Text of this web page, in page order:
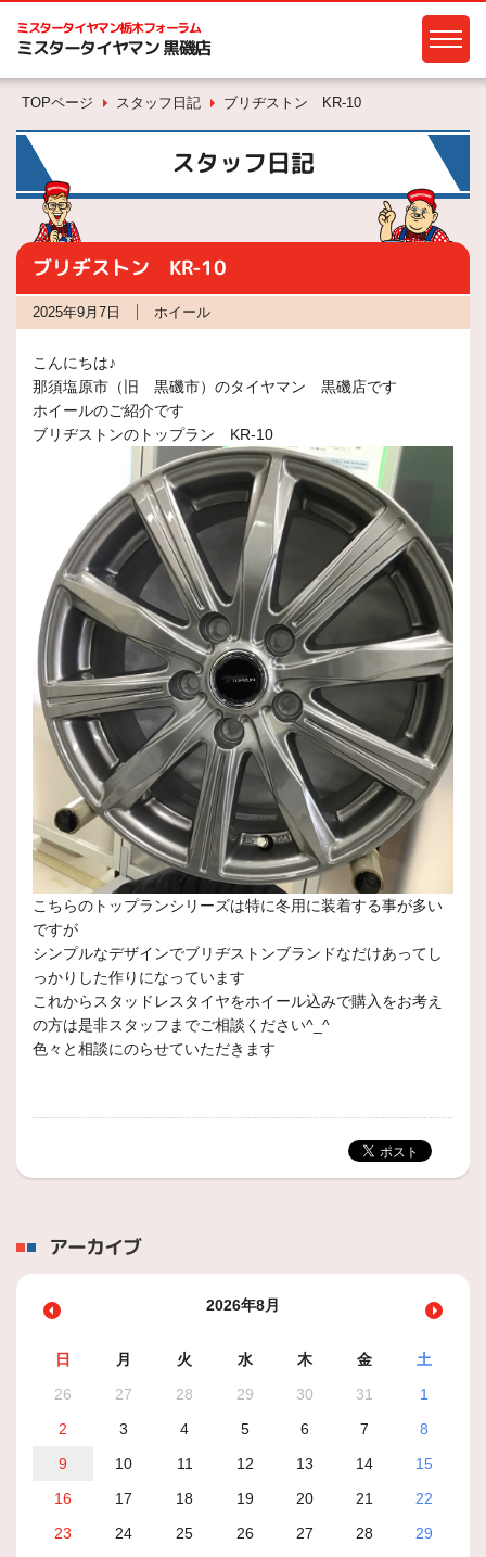
ミスタータイヤマン栃木フォーラム
ミスタータイヤマン 黒磯店
TOPページ スタッフ日記 ブリヂストン KR-10
スタッフ日記
ブリヂストン KR-10
2025年9月7日 ホイール
こんにちは♪
那須塩原市（旧 黒磯市）のタイヤマン 黒磯店です
ホイールのご紹介です
ブリヂストンのトップラン KR-10
こちらのトップランシリーズは特に冬用に装着する事が多い
ですが
シンプルなデザインでブリヂストンブランドなだけあってし
っかりした作りになっています
これからスタッドレスタイヤをホイール込みで購入をお考え
の方は是非スタッフまでご相談ください^_^
色々と相談にのらせていただきます
アーカイブ
2026年8月
日 月 火 水 木 金
土
26
27 28 29 30 31
1
2
3 4 5 6 7
8
9
10 11 12 13 14
15
16
17 18 19 20 21
22
23
24 25 26 27 28
29